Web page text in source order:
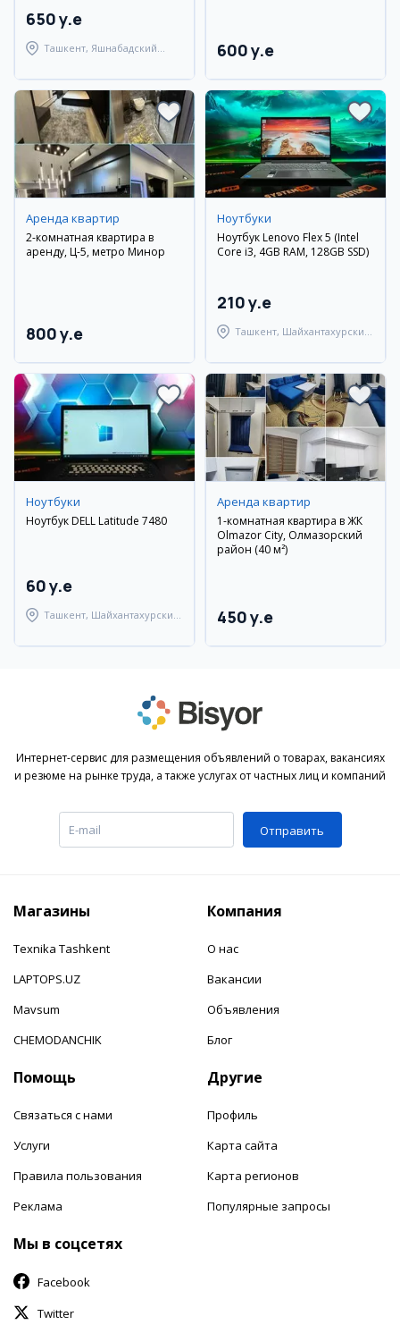
650 y.e
Ташкент, Яшнабадский
600 y.e
Аренда квартир
2-комнатная квартира в
аренду, Ц-5, метро Минор
800 y.e
Ноутбуки
Ноутбук Lenovo Flex 5 (Intel
Core i3, 4GB RAM, 128GB SSD)
210 y.e
Ташкент, Шайхантахурский
Ноутбуки
Ноутбук DELL Latitude 7480
60 y.e
Ташкент, Шайхантахурский
Аренда квартир
1-комнатная квартира в ЖК
Olmazor City, Олмазорский
район (40 м²)
450 y.e
Интернет-сервис для размещения объявлений о товарах, вакансиях
и резюме на рынке труда, а также услугах от частных лиц и компаний
Отправить
Магазины
Texnika Tashkent
LAPTOPS.UZ
Mavsum
CHEMODANCHIK
Компания
О нас
Вакансии
Объявления
Блог
Помощь
Связаться с нами
Услуги
Правила пользования
Реклама
Другие
Профиль
Карта сайта
Карта регионов
Популярные запросы
Мы в соцсетях
Facebook
Twitter